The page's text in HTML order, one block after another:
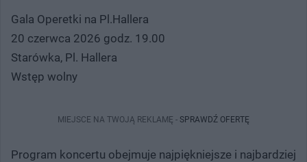
Gala Operetki na Pl.Hallera
20 czerwca 2026 godz. 19.00
Starówka, Pl. Hallera
Wstęp wolny
MIEJSCE NA TWOJĄ REKLAMĘ - SPRAWDŹ OFERTĘ
Program koncertu obejmuje najpiękniejsze i najbardziej